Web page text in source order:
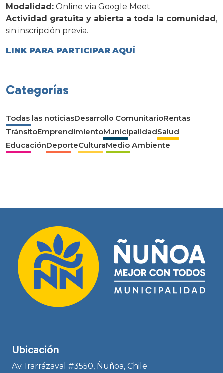
Modalidad: Online vía Google Meet
Actividad gratuita y abierta a toda la comunidad,
sin inscripción previa.
LINK PARA PARTICIPAR AQUÍ
Categorías
Todas las noticiasDesarrollo ComunitarioRentas
TránsitoEmprendimientoMunicipalidadSalud
EducaciónDeporteCulturaMedio Ambiente
Ubicación
Av. Irarrázaval #3550, Ñuñoa, Chile